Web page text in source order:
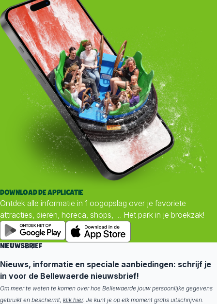
DOWNLOAD DE APPLICATIE
Ontdek alle informatie in 1 oogopslag over je favoriete
attracties, dieren, horeca, shops, … Het park in je broekzak!
NIEUWSBRIEF
Nieuws, informatie en speciale aanbiedingen: schrijf je
in voor de Bellewaerde nieuwsbrief!
Om meer te weten te komen over hoe Bellewaerde jouw persoonlijke gegevens
gebruikt en beschermt, klik hier. Je kunt je op elk moment gratis uitschrijven.